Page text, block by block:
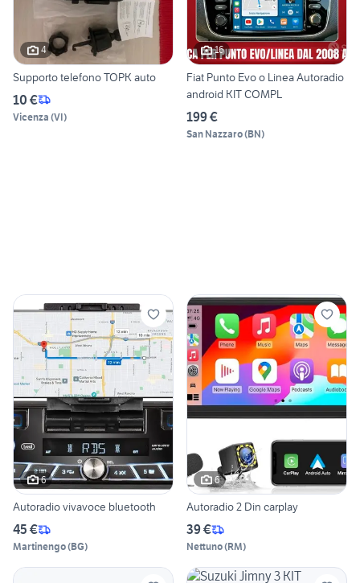
4
Supporto telefono TOPK auto
10 €
Vicenza (VI)
16
Fiat Punto Evo o Linea Autoradio
android KIT COMPL
199 €
San Nazzaro(BN)
6
Autoradio vivavoce bluetooth
45 €
Martinengo(BG)
6
Autoradio 2 Din carplay
39 €
Nettuno(RM)